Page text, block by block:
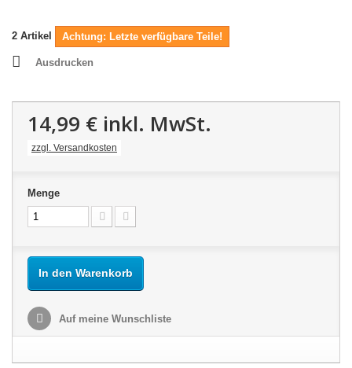
2 Artikel Achtung: Letzte verfügbare Teile!
Ausdrucken
14,99 € inkl. MwSt.
zzgl. Versandkosten
Menge
In den Warenkorb
Auf meine Wunschliste